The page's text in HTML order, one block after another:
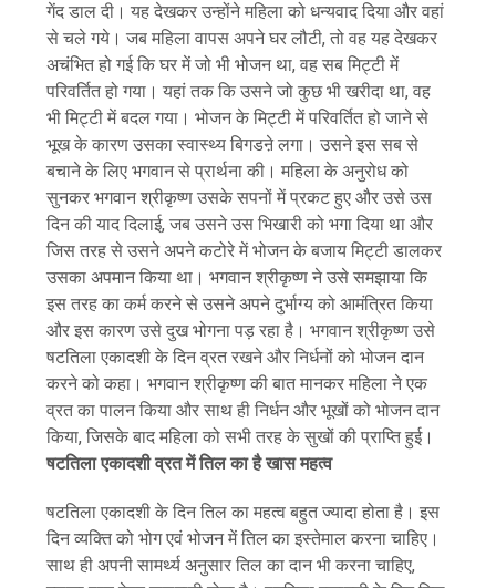
गेंद डाल दी। यह देखकर उन्होंने महिला को धन्यवाद दिया और वहां
से चले गये। जब महिला वापस अपने घर लौटी, तो वह यह देखकर
अचंभित हो गई कि घर में जो भी भोजन था, वह सब मिट्टी में
परिवर्तित हो गया। यहां तक कि उसने जो कुछ भी खरीदा था, वह
भी मिट्टी में बदल गया। भोजन के मिट्टी में परिवर्तित हो जाने से
भूख के कारण उसका स्वास्थ्य बिगडऩे लगा। उसने इस सब से
बचाने के लिए भगवान से प्रार्थना की। महिला के अनुरोध को
सुनकर भगवान श्रीकृष्ण उसके सपनों में प्रकट हुए और उसे उस
दिन की याद दिलाई, जब उसने उस भिखारी को भगा दिया था और
जिस तरह से उसने अपने कटोरे में भोजन के बजाय मिट्टी डालकर
उसका अपमान किया था। भगवान श्रीकृष्ण ने उसे समझाया कि
इस तरह का कर्म करने से उसने अपने दुर्भाग्य को आमंत्रित किया
और इस कारण उसे दुख भोगना पड़ रहा है। भगवान श्रीकृष्ण उसे
षटतिला एकादशी के दिन व्रत रखने और निर्धनों को भोजन दान
करने को कहा। भगवान श्रीकृष्ण की बात मानकर महिला ने एक
व्रत का पालन किया और साथ ही निर्धन और भूखों को भोजन दान
किया, जिसके बाद महिला को सभी तरह के सुखों की प्राप्ति हुई।
षटतिला एकादशी व्रत में तिल का है खास महत्व
षटतिला एकादशी के दिन तिल का महत्व बहुत ज्यादा होता है। इस
दिन व्यक्ति को भोग एवं भोजन में तिल का इस्तेमाल करना चाहिए।
साथ ही अपनी सामर्थ्य अनुसार तिल का दान भी करना चाहिए,